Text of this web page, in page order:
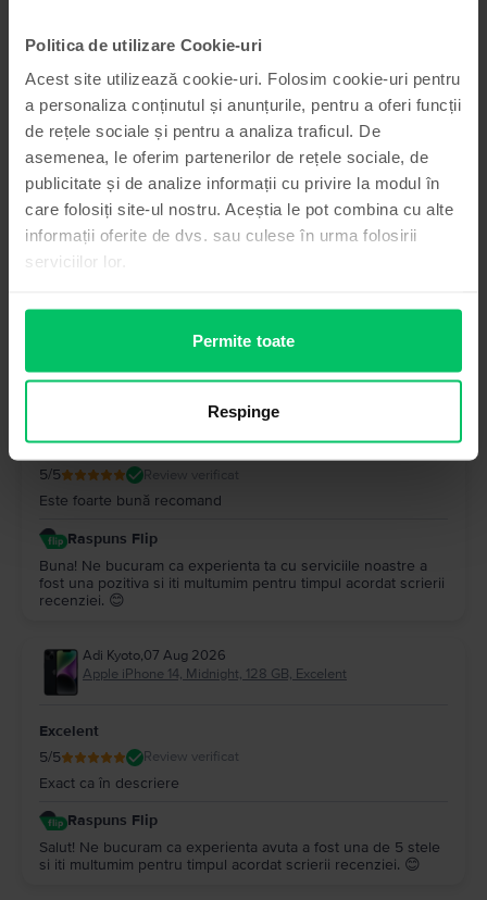
Politica de utilizare Cookie-uri
Acest site utilizează cookie-uri. Folosim cookie-uri pentru
a personaliza conținutul și anunțurile, pentru a oferi funcții
de rețele sociale și pentru a analiza traficul. De
asemenea, le oferim partenerilor de rețele sociale, de
publicitate și de analize informații cu privire la modul în
care folosiți site-ul nostru. Aceștia le pot combina cu alte
informații oferite de dvs. sau culese în urma folosirii
serviciilor lor.
Permite toate
Respinge
5/5 Review verificat
Am comandat telefonul de pe flip, este așa ca și în descriere,
nu are nici o zgârietură pe ecran sau carcasă, merge bine,
bateria am cumpărat o de la ei nouă, ține foarte bine, sunt
foarte mulțumit! Recomand!!!!!
Raspuns Flip
Ionela Ramona Ciaki,07 Aug 2026
Foarte ok
5/5 Review verificat
Este foarte bună recomand
Raspuns Flip
Buna! Ne bucuram ca experienta ta cu serviciile noastre a
fost una pozitiva si iti multumim pentru timpul acordat scrierii
recenziei. 😊
Adi Kyoto,07 Aug 2026
Apple iPhone 14, Midnight, 128 GB, Excelent
Excelent
5/5 Review verificat
Exact ca în descriere
Raspuns Flip
Salut! Ne bucuram ca experienta avuta a fost una de 5 stele
si iti multumim pentru timpul acordat scrierii recenziei. 😊